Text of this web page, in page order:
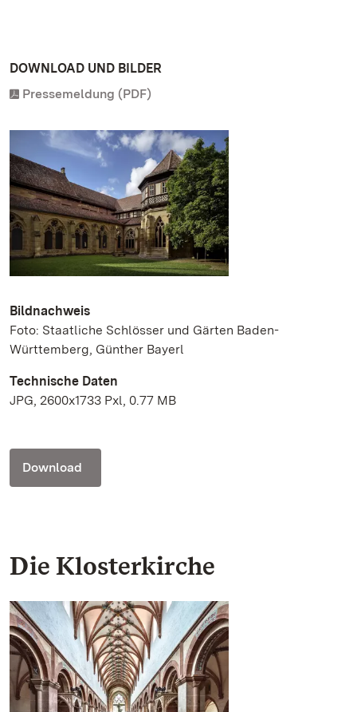
DOWNLOAD UND BILDER
Pressemeldung (PDF)
Bildnachweis
Foto: Staatliche Schlösser und Gärten Baden-
Württemberg, Günther Bayerl
Technische Daten
JPG, 2600x1733 Pxl, 0.77 MB
Download
Die Klosterkirche